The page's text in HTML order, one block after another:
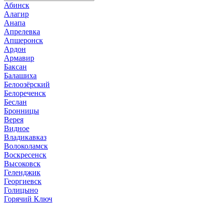
Абинск
Алагир
Анапа
Апрелевка
Апшеронск
Ардон
Армавир
Баксан
Балашиха
Белоозёрский
Белореченск
Беслан
Бронницы
Верея
Видное
Владикавказ
Волоколамск
Воскресенск
Высоковск
Геленджик
Георгиевск
Голицыно
Горячий Ключ